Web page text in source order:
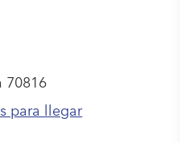
70816
para llegar